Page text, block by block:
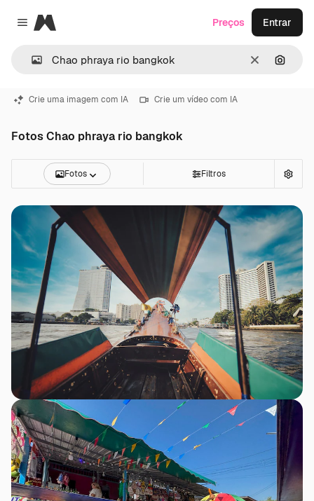
Close menu
Magnific
Limpar
Preços Entrar
Crie uma imagem com IA Crie um vídeo com IA
Fotos Chao phraya rio bangkok
Fotos Filtros